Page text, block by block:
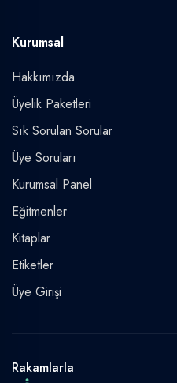
Kurumsal
Hakkımızda
Üyelik Paketleri
Sık Sorulan Sorular
Üye Soruları
Kurumsal Panel
Eğitmenler
Kitaplar
Etiketler
Üye Girişi
Rakamlarla